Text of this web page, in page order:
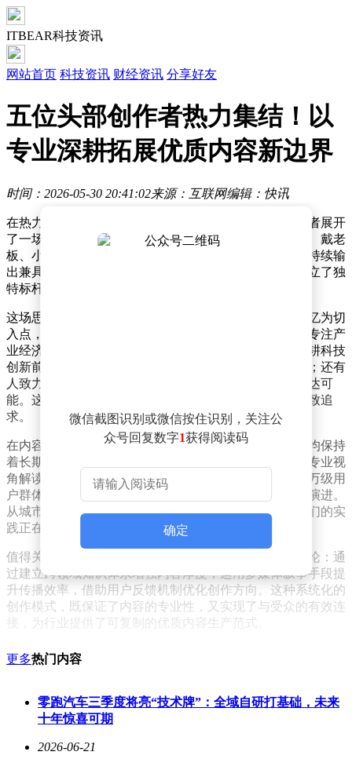
ITBEAR科技资讯
网站首页 科技资讯 财经资讯 分享好友
五位头部创作者热力集结！以
专业深耕拓展优质内容新边界
时间：2026-05-30 20:41:02来源：互联网编辑：快讯
在热力大道的聚光灯下，五位来自不同领域的顶尖创作者展开
了一场关于优质内容创作的深度对话。籽岷、真叫卢俊、戴老
板、小马哥与星船知造作为各自领域的代表人物，通过持续输
出兼具专业性与影响力的内容，在互联网内容生态中树立了独
特标杆。
这场思想碰撞的参与者覆盖了多元赛道：有人以城市记忆为切
入点，通过细腻的镜头语言记录时代变迁的肌理；有人专注产
业经济领域，用数据与案例拆解复杂商业逻辑；有人深耕科技
创新前沿，将晦涩的技术突破转化为大众可感知的叙事；还有
人致力于文化传承，在传统与现代的碰撞中寻找新的表达可
能。这些创作者虽领域各异，却共享着对内容品质的极致追
求。
在内容创作维度，五位创作者展现出惊人的共性：他们均保持
着长期主义的创作态度，拒绝快餐式内容生产，坚持用专业视
角解读行业动态。这种创作理念不仅帮助他们积累了千万级用
户群体，更推动着整个内容行业向深度化、专业化方向演进。
从城市街巷的微观记录到宏观产业趋势的精准把握，他们的实
践正在重新定义优质内容的边界。
值得关注的是，这些头部创作者已形成独特的创作方法论：通
过建立跨领域知识体系增强内容厚度，运用多媒体叙事手段提
升传播效率，借助用户反馈机制优化创作方向。这种系统化的
创作模式，既保证了内容的专业性，又实现了与受众的有效连
接，为行业提供了可复制的优质内容生产范式。
微信截图识别或微信按住识别，关注公
众号回复数字1获得阅读码
确定
更多热门内容
零跑汽车三季度将亮“技术牌”：全域自研打基础，未来
十年惊喜可期
2026-06-21